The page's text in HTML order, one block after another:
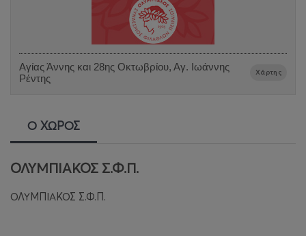
Αγίας Άννης και 28ης Οκτωβρίου, Αγ. Ιωάννης
Ρέντης
Χάρτης
Ο ΧΩΡΟΣ
ΟΛΥΜΠΙΑΚΟΣ Σ.Φ.Π.
ΟΛΥΜΠΙΑΚΟΣ Σ.Φ.Π.